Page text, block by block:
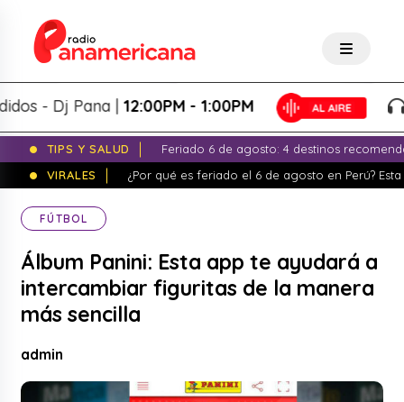
- Dj Pana |12:00PM - 1:00PM
TIPS Y SALUD
Feriado 6 de agosto: 4 destinos
VIRALES
¿Por qué es feriado el 6 de agosto en Perú?
FÚTBOL
Álbum Panini: Esta app te ayudará a
intercambiar figuritas de la manera
más sencilla
admin